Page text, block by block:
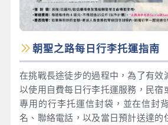
朝聖之路每日行李托運指南
在挑戰長途徒步的過程中，為了有效
以使用自費每日行李托運服務，民宿
專用的行李托運信封袋，並在信封
名、聯絡電話，以及當日預計送達的